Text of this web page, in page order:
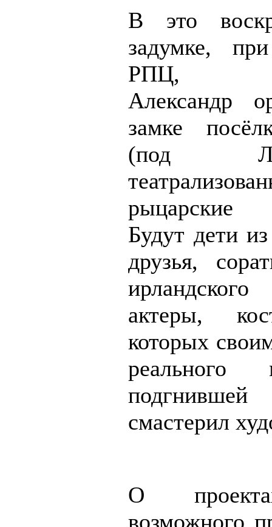
В это
задумке,
РПЦ,
Александр
замке
(под
рыцарские
Будут дети
друзья,
актеры,
которых
смастерил
О
возможного